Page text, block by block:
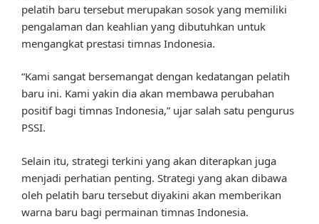
pelatih baru tersebut merupakan sosok yang memiliki
pengalaman dan keahlian yang dibutuhkan untuk
mengangkat prestasi timnas Indonesia.
“Kami sangat bersemangat dengan kedatangan pelatih
baru ini. Kami yakin dia akan membawa perubahan
positif bagi timnas Indonesia,” ujar salah satu pengurus
PSSI.
Selain itu, strategi terkini yang akan diterapkan juga
menjadi perhatian penting. Strategi yang akan dibawa
oleh pelatih baru tersebut diyakini akan memberikan
warna baru bagi permainan timnas Indonesia.